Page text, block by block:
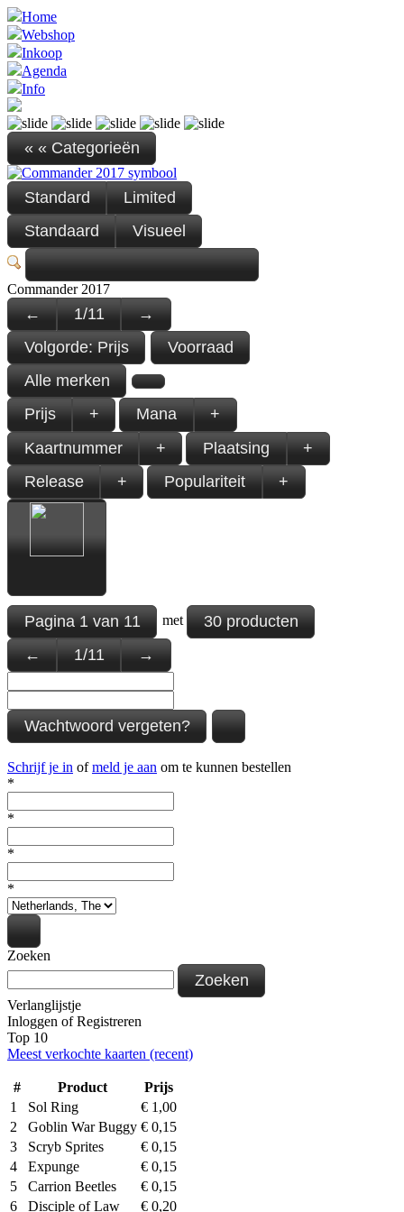
Home
Webshop
Inkoop
Agenda
Info
« « Categorieën
Standard
Limited
Standaard
Visueel
Commander 2017
← 1/11
→
Volgorde: Prijs
Voorraad
Alle merken
Prijs
+ Mana
+
Kaartnummer
+ Plaatsing
+
Release
+ Populariteit +
Pagina1van11 met
30 producten
←
1/11 →
Wachtwoord vergeten?
Schrijf je in ofmeld je aan om te kunnen bestellen
*
*
*
*
Zoeken
Zoeken
Verlanglijstje
Inloggen ofRegistreren
Top 10
Meest verkochte kaarten (recent)
# Product
Prijs
1
Sol Ring € 1,00
2
Goblin War Buggy € 0,15
3
Scryb Sprites € 0,15
4
Expunge € 0,15
5
Carrion Beetles € 0,15
6
Disciple of Law € 0,20